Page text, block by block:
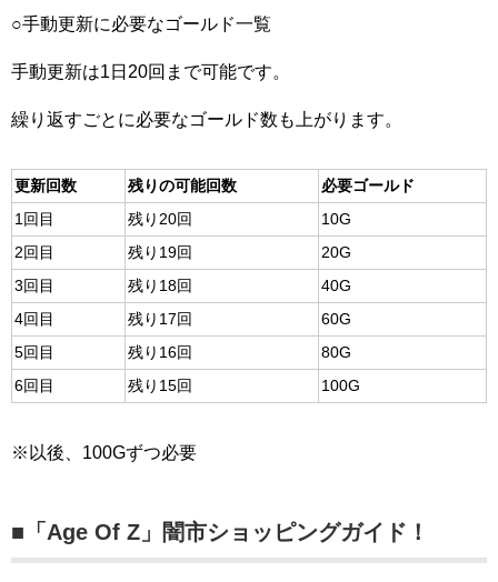
○手動更新に必要なゴールド一覧
手動更新は1日20回まで可能です。
繰り返すごとに必要なゴールド数も上がります。
更新回数 残りの可能回数
必要ゴールド
1回目
残り20回
10G
2回目
残り19回
20G
3回目
残り18回
40G
4回目
残り17回
60G
5回目
残り16回
80G
6回目
残り15回 100G
※以後、100Gずつ必要
■「Age Of Z」闇市ショッピングガイド！